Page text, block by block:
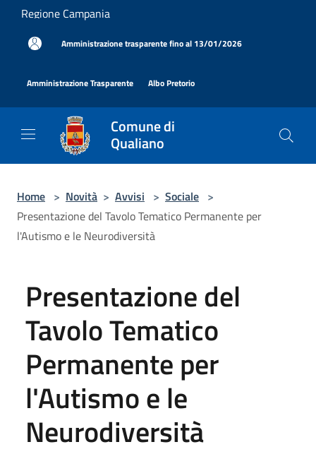
Salta al contenuto principale
Regione Campania
Amministrazione trasparente fino al 13/01/2026
Amministrazione Trasparente Albo Pretorio
Comune di
Qualiano
Home > Novità > Avvisi > Sociale >
Presentazione del Tavolo Tematico Permanente per
l'Autismo e le Neurodiversità
Presentazione del
Tavolo Tematico
Permanente per
l'Autismo e le
Neurodiversità